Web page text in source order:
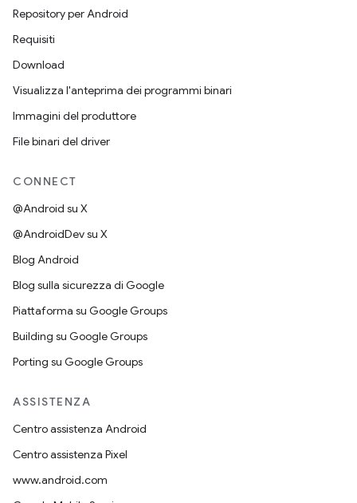
Repository per Android
Requisiti
Download
Visualizza l'anteprima dei programmi binari
Immagini del produttore
File binari del driver
CONNECT
@Android su X
@AndroidDev su X
Blog Android
Blog sulla sicurezza di Google
Piattaforma su Google Groups
Building su Google Groups
Porting su Google Groups
ASSISTENZA
Centro assistenza Android
Centro assistenza Pixel
www.android.com